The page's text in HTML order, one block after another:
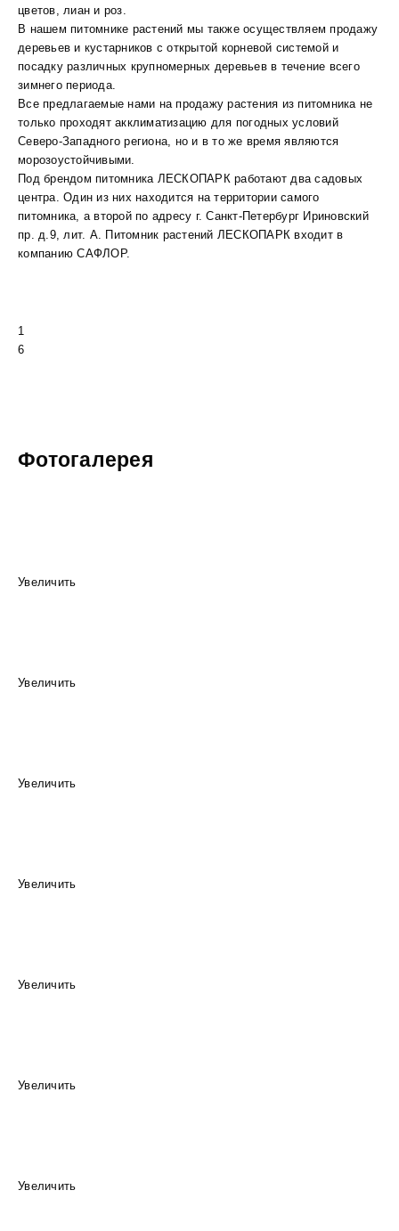
цветов, лиан и роз.
В нашем питомнике растений мы также осуществляем продажу
деревьев и кустарников с открытой корневой системой и
посадку различных крупномерных деревьев в течение всего
зимнего периода.
Все предлагаемые нами на продажу растения из питомника не
только проходят акклиматизацию для погодных условий
Северо-Западного региона, но и в то же время являются
морозоустойчивыми.
Под брендом питомника ЛЕСКОПАРК работают два садовых
центра. Один из них находится на территории самого
питомника, а второй по адресу г. Санкт-Петербург Ириновский
пр. д.9, лит. А. Питомник растений ЛЕСКОПАРК входит в
компанию САФЛОР.
1
6
Фотогалерея
Увеличить
Увеличить
Увеличить
Увеличить
Увеличить
Увеличить
Увеличить